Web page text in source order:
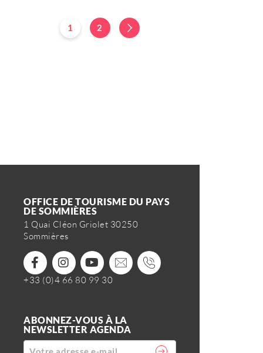
1 2
OFFICE DE TOURISME DU PAYS
DE SOMMIÈRES
1 Quai Cléon Griolet 30250
Sommières
+33 (0)4 66 80 99 30
ABONNEZ-VOUS À LA
NEWSLETTER AGENDA